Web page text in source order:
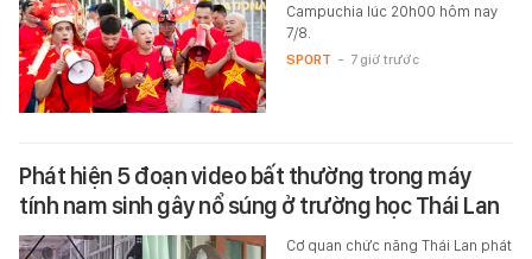
Campuchia lúc 20h00 hôm nay
7/8.
SPORT - 7 giờ trước
Phát hiện 5 đoạn video bất thường trong máy
tính nam sinh gây nổ súng ở trường học Thái Lan
Cơ quan chức năng Thái Lan phát